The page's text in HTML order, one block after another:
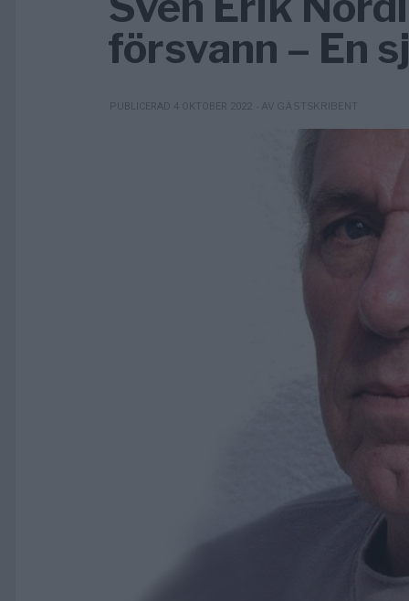
försvann – En
PUBLICERAD 4 OKTOBER 2022 - AV GÄSTSKRIBENT